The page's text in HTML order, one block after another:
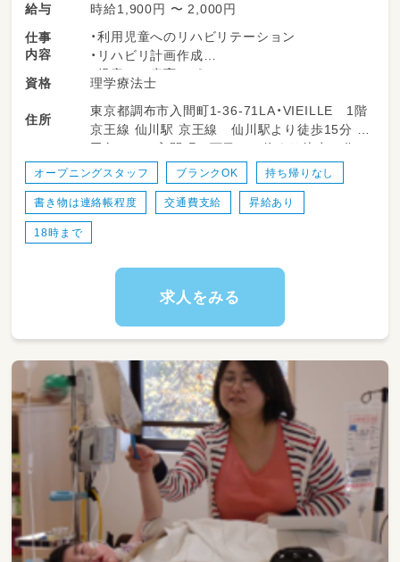
給与
時給1,900円 〜 2,000円
仕事
内容
・利用児童へのリハビリテーション
・リハビリ計画作成
・児童への療育サポート
・日常生活支援（食事介助やトイレ介助など）
・送迎業務（添乗）
・会議への参加
業）
・他事業所への転勤や応援等はありません
資格 理学療法士
住所
東京都調布市入間町1-36-71LA・VIEILLE 1階
京王線 仙川駅 京王線 仙川駅より徒歩15分 小
田急バス 入間町１丁目バス停より徒歩１分
オープニングスタッフ ブランクOK 持ち帰りなし
書き物は連絡帳程度 交通費支給 昇給あり
18時まで
求人をみる